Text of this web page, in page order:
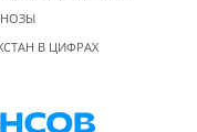
В ЦИФРАХ